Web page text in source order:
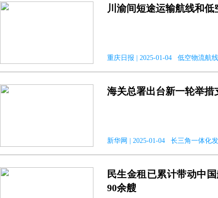
川渝间短途运输航线和
重庆日报 | 2025-01-04 低空物流航线
海关总署出台新一轮举
新华网 | 2025-01-04 长三角一体化
民生金租已累计带动中
90余艘